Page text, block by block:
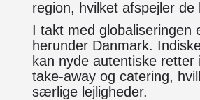
region, hvilket afspejler
I takt med globaliseringen
herunder Danmark.
kan nyde autentiske
take-away og catering,
særlige lejligheder.